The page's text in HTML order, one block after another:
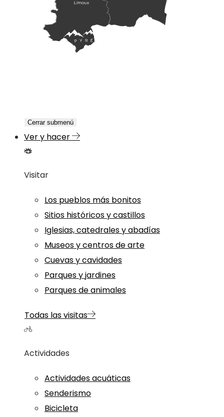
Cerrar submenú
Ver y hacer
Visitar
Los pueblos más bonitos
Sitios históricos y castillos
Iglesias, catedrales y abadías
Museos y centros de arte
Cuevas y cavidades
Parques y jardines
Parques de animales
Todas las visitas
Actividades
Actividades acuáticas
Senderismo
Bicicleta